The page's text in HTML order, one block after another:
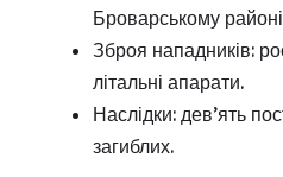
Броварському районі
Зброя нападників:
літальні апарати.
Наслідки: дев’ять
загиблих.